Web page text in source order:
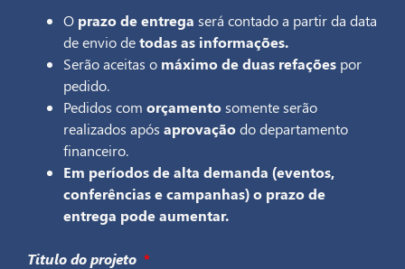
O prazo de entrega será contado a partir da data
de envio detodas as informações.
Serão aceitas o máximo de duas refações por
pedido.
Pedidos com orçamentosomente serão
realizados após aprovaçãodo departamento
financeiro.
Em períodos de alta demanda (eventos,
conferências e campanhas) o prazo de
entrega pode aumentar.
Titulo do projeto